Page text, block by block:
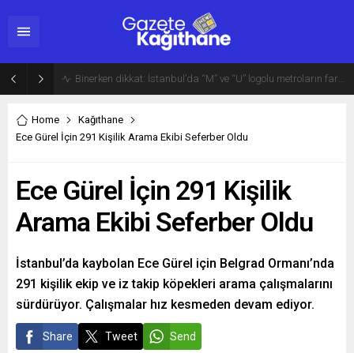
Home
Kağıthane
Ece Gürel İçin 291 Kişilik Arama Ekibi Seferber Oldu
Ece Gürel İçin 291 Kişilik
Arama Ekibi Seferber Oldu
İstanbul’da kaybolan Ece Gürel için Belgrad Ormanı’nda
291 kişilik ekip ve iz takip köpekleri arama çalışmalarını
sürdürüyor. Çalışmalar hız kesmeden devam ediyor.
Share Tweet Send